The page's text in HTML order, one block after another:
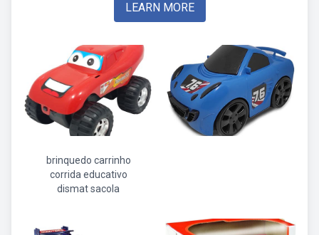
LEARN MORE
brinquedo carrinho
corrida educativo
dismat sacola